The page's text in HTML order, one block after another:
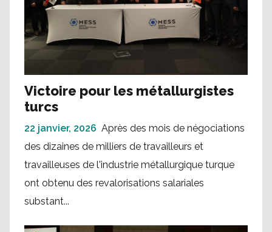
Victoire pour les métallurgistes
turcs
22 janvier, 2026 Après des mois de négociations
des dizaines de milliers de travailleurs et
travailleuses de l'industrie métallurgique turque
ont obtenu des revalorisations salariales
substant...